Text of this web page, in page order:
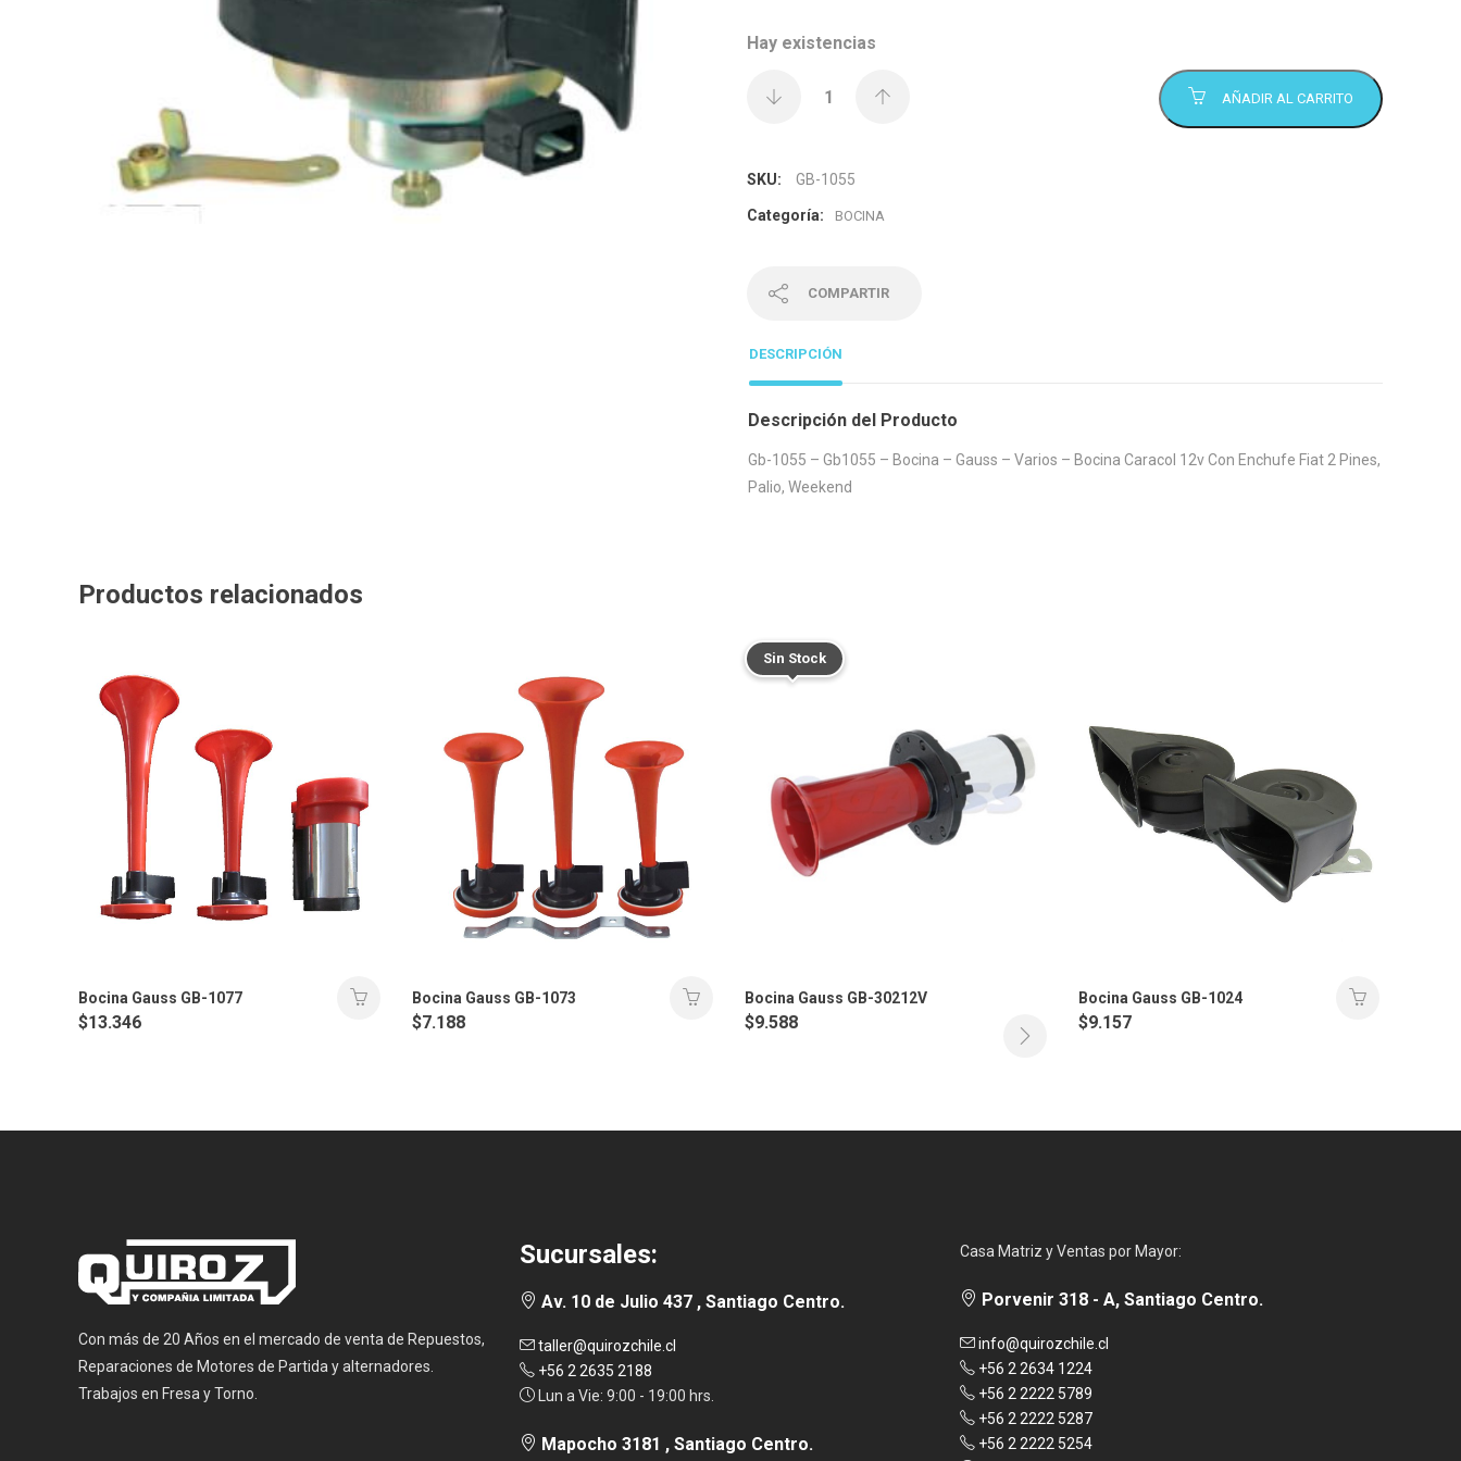
Hay existencias
AÑADIR AL CARRITO
SKU: GB-1055
Categoría: BOCINA
COMPARTIR
DESCRIPCIÓN
Descripción del Producto
Gb-1055 – Gb1055 – Bocina – Gauss – Varios – Bocina Caracol 12v Con Enchufe Fiat 2 Pines,
Palio, Weekend
Productos relacionados
Bocina Gauss GB-1077
$13.346
Bocina Gauss GB-1073
$7.188
Sin Stock
Bocina Gauss GB-30212V
$9.588
Bocina Gauss GB-1024
$9.157
Con más de 20 Años en el mercado de venta de Repuestos,
Reparaciones de Motores de Partida y alternadores.
Trabajos en Fresa y Torno.
Sucursales:
Av. 10 de Julio 437 , Santiago Centro.
taller@quirozchile.cl
+56 2 2635 2188
Lun a Vie: 9:00 - 19:00 hrs.
Mapocho 3181 , Santiago Centro.
Casa Matriz y Ventas por Mayor:
Porvenir 318 - A, Santiago Centro.
info@quirozchile.cl
+56 2 2634 1224
+56 2 2222 5789
+56 2 2222 5287
+56 2 2222 5254